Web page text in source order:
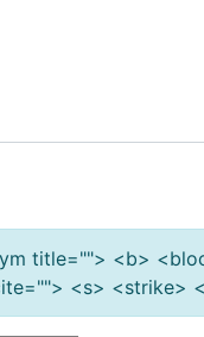
title=""> <b>
<s> <strike>